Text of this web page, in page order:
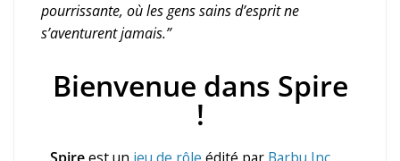
pourrissante, où les gens sains d’esprit ne
s’aventurent jamais.”
Bienvenue dans Spire
!